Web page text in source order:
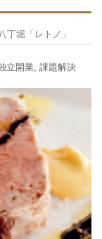
丁堀「レトノ」
立開業, 課題解決